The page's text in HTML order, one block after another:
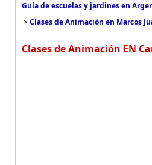
Guía de escuelas y jardines en
>Clases de Animación en Marcos
Clases de Animación EN